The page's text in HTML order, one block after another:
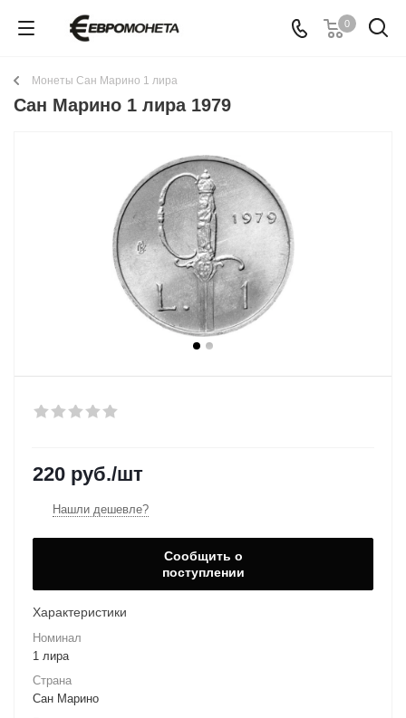
0
Монеты Сан Марино 1 лира
Сан Марино 1 лира 1979
220 руб./шт
Нашли дешевле?
Сообщить о
поступлении
Характеристики
Номинал
1 лира
Страна
Сан Марино